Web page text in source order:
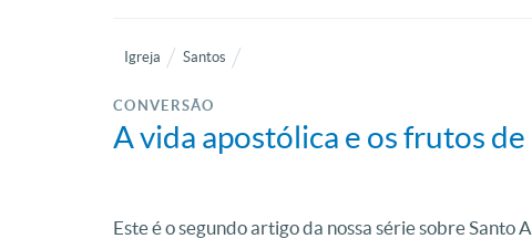
Igreja Santos
CONVERSÃO
A vida apostólica e os frutos
Este é o segundo artigo da nossa série sobre